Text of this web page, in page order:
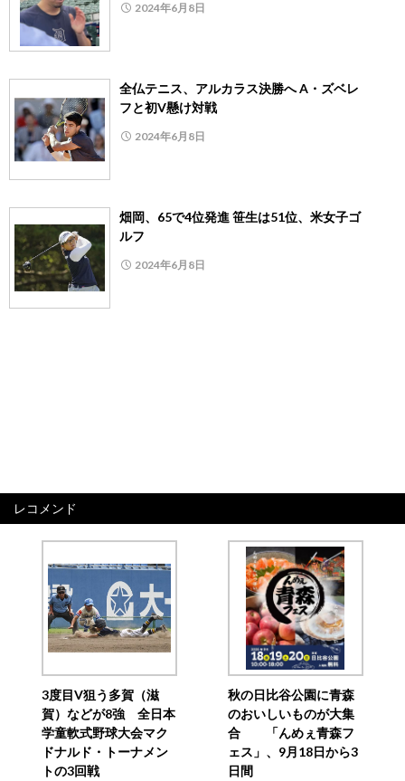
2024年6月8日
全仏テニス、アルカラス決勝へ A・ズベレ
フと初V懸け対戦
2024年6月8日
畑岡、65で4位発進 笹生は51位、米女子ゴ
ルフ
2024年6月8日
レコメンド
3度目V狙う多賀（滋
賀）などが8強 全日本
学童軟式野球大会マク
ドナルド・トーナメン
トの3回戦
秋の日比谷公園に青森
のおいしいものが大集
合 「んめぇ青森フ
ェス」、9月18日から3
日間